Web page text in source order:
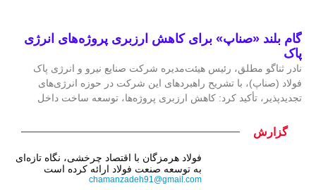
گام بلند «صناپ» برای کاهش ارزبری پروژه‌های انرژی
پاک
نادر ثناگو مطلق، رئیس هیئت‌مدیره شرکت صنایع نیرو و انرژی پاک
فولاد (صناپ)، با تشریح راهبردهای این شرکت در حوزه انرژی‌های
تجدیدپذیر، تأکید کرد: کاهش ارزبری پروژه‌ها، توسعه ساخت داخل
گزارش
فولاد هرمزگان با اقتصاد چرخشی، نگاه تازه‌ای
به توسعه صنعت فولاد ارائه کرده است
chamanzadeh91@gmail.com